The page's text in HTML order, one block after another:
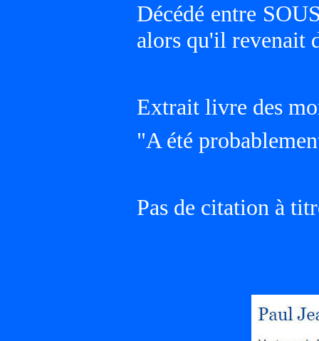
Décédé entre
alors qu'il revenait
Extrait livre des
"A été
Pas de citation à